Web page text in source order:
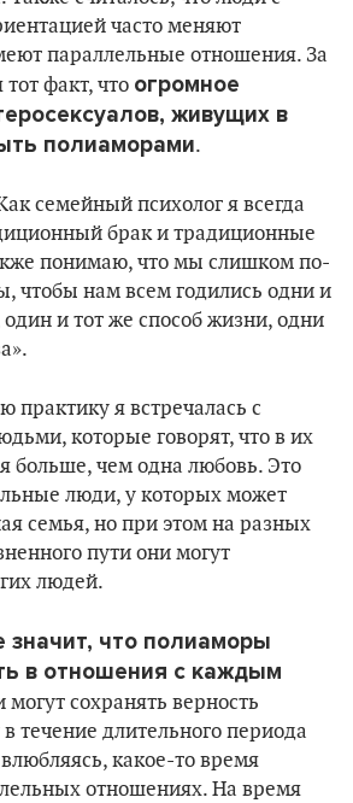
часто меняют
параллельные отношения. За
факт, что огромное
живущих в
полиаморами.
семейный психолог я всегда
брак и традиционные
понимаю, что мы слишком по-
чтобы нам всем годились одни и
и тот же способ жизни, одни
практику я встречалась с
которые говорят, что в их
больше, чем одна любовь. Это
люди, у которых может
семья, но при этом на разных
пути они могут
людей.
значит, что полиаморы
в отношения с каждым
могут сохранять верность
течение длительного периода
какое-то время
отношениях. На время